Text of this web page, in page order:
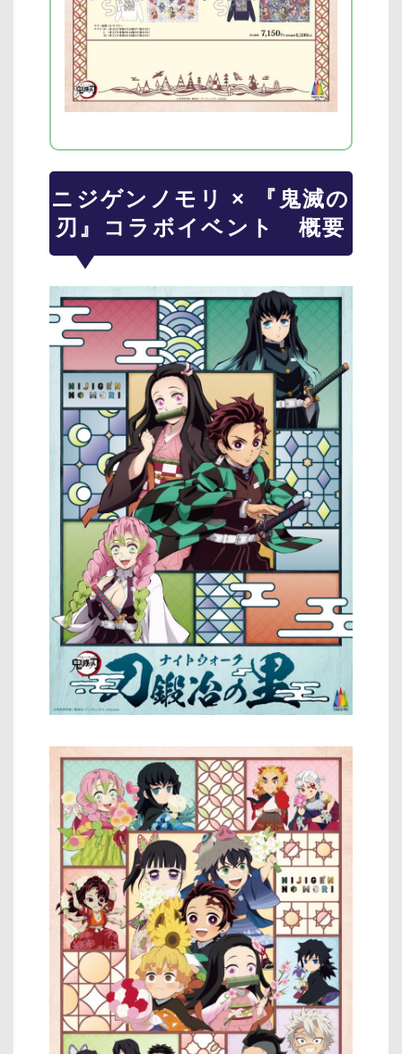
ニジゲンノモリ × 『鬼滅の
刃』コラボイベント 概要